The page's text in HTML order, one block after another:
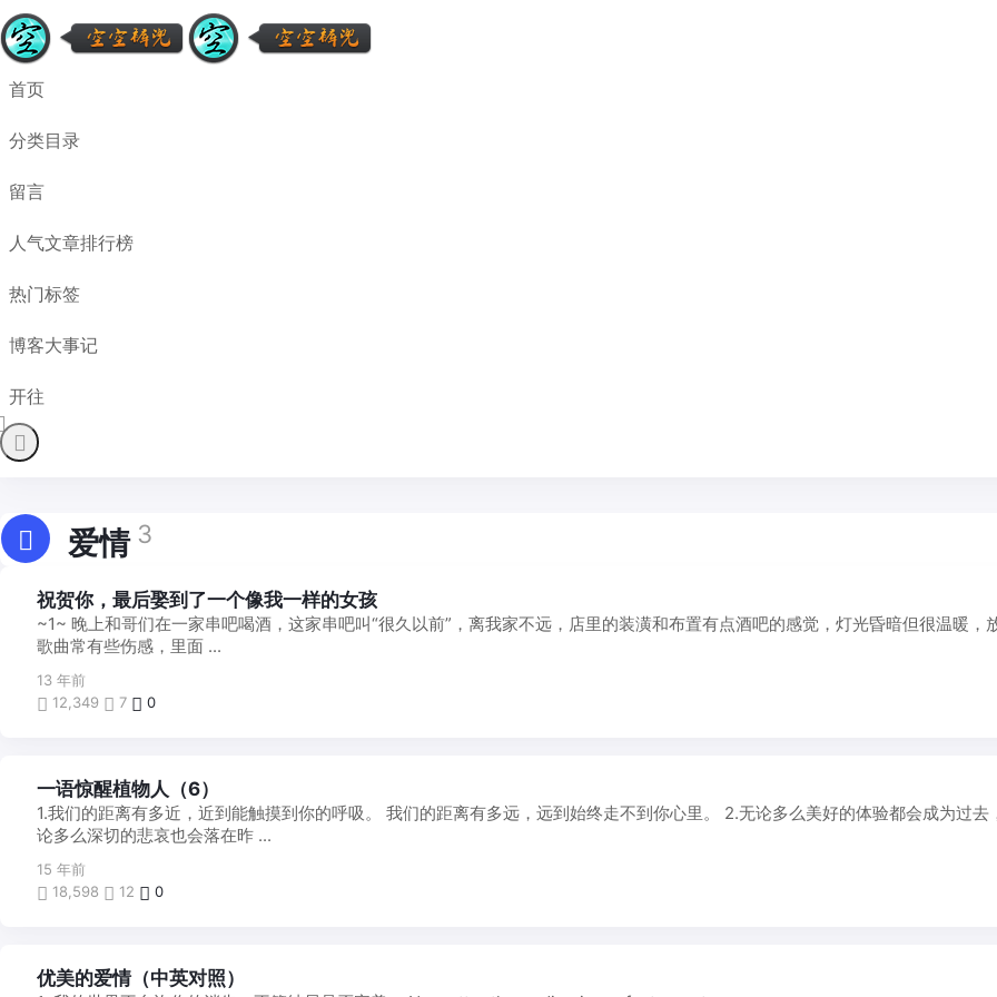
首页
分类目录
留言
人气文章排行榜
热门标签
博客大事记
开往
爱情3
他
石
祝贺你，最后娶到了一个像我一样的女孩
~1~ 晚上和哥们在一家串吧喝酒，这家串吧叫“很久以前”，离我家不远，店里的装潢和布置有点酒吧的感觉，灯光昏暗但很温暖，
歌曲常有些伤感，里面 ...
13 年前
12,349
7 0
心
言
一语惊醒植物人（6）
1.我们的距离有多近，近到能触摸到你的呼吸。 我们的距离有多远，远到始终走不到你心里。 2.无论多么美好的体验都会成为过去
论多么深切的悲哀也会落在昨 ...
15 年前
18,598
12 0
他优美的爱情（中英对照）